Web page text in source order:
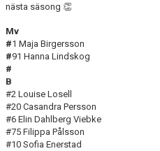
MATCHER
SERIETABELL
nästa säsong 👏
Mv
#1 Maja Birgersson
#91 Hanna Lindskog
#
B
#2 Louise Losell
#20 Casandra Persson
#6 Elin Dahlberg Viebke
#75 Filippa Pålsson
#10 Sofia Enerstad